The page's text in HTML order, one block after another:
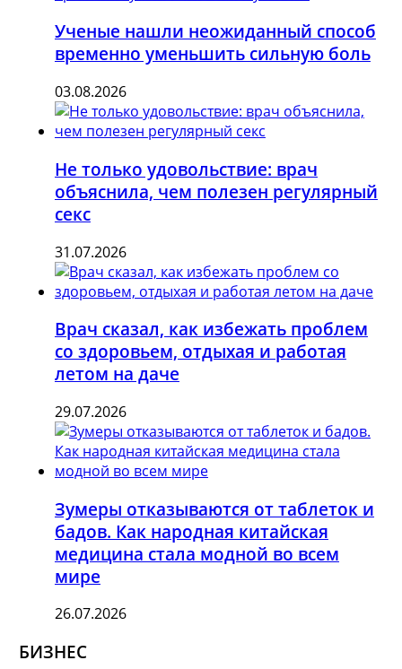
Ученые нашли неожиданный способ
временно уменьшить сильную боль
03.08.2026
Не только удовольствие: врач
объяснила, чем полезен регулярный
секс
31.07.2026
Врач сказал, как избежать проблем
со здоровьем, отдыхая и работая
летом на даче
29.07.2026
Зумеры отказываются от таблеток и
бадов. Как народная китайская
медицина стала модной во всем
мире
26.07.2026
БИЗНЕС